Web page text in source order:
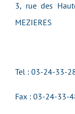
3, rue des
MEZIERES
Tel : 03-24-33-
Fax : 03-24-33-